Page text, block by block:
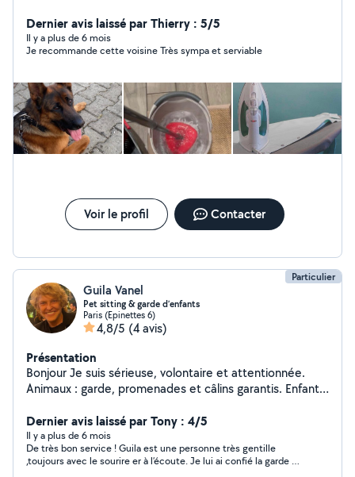
personne nettoyage et repassage du textiles ,cours
particuliers niveau maternel , garde d'animaux,garde
d'enfants , avec sérieux et convivialité. Je suis disponible
et je m'engage à réaliser chaque mission avec soin et
professionnalisme. N'hésitez pas à me contacter, je
serai heureuse de collaborer avec vous et de vous
rendre service ! À très bientôt, Soraya .
Dernier avis laissé par Thierry : 5/5
Il y a plus de 6 mois
Je recommande cette voisine Très sympa et serviable
Voir le profil Contacter
Particulier
Guila Vanel
Pet sitting & garde d’enfants
Paris (Epinettes 6)
4,8/5 (4 avis)
Présentation
Bonjour Je suis sérieuse, volontaire et attentionnée.
Animaux : garde, promenades et câlins garantis. Enfants
l'école. Personnes âgées : compagnie, échanges et aide
dans les petites tâches du quotidien. Disponible et
motivée, je m'adapte à vos besoins pour vous faciliter la
vie.
Dernier avis laissé par Tony : 4/5
Il y a plus de 6 mois
De très bon service ! Guila est une personne très gentille
,toujours avec le sourire er à l’écoute. Je lui ai confié la garde de